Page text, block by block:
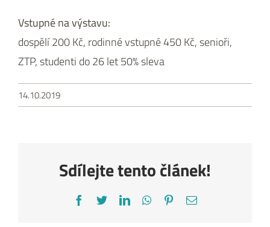
Vstupné na výstavu:
dospělí 200 Kč, rodinné vstupné 450 Kč, senioři,
ZTP, studenti do 26 let 50% sleva
14.10.2019
Sdílejte tento článek!
Facebook
TwitterLinkedInWhatsApp
Pinterest
E-